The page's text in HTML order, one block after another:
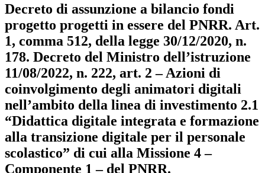
Decreto di assunzione a bilancio fondi
progetto progetti in essere del PNRR. Art.
1, comma 512, della legge 30/12/2020, n.
178. Decreto del Ministro dell’istruzione
11/08/2022, n. 222, art. 2 – Azioni di
coinvolgimento degli animatori digitali
nell’ambito della linea di investimento 2.1
“Didattica digitale integrata e formazione
alla transizione digitale per il personale
scolastico” di cui alla Missione 4 –
Componente 1 – del PNRR.